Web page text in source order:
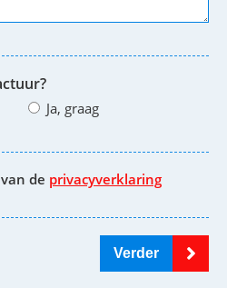
Ja, graag
de privacyverklaring
Verder